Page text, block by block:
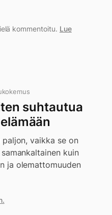
kommentoitu. Lue
suhtautua
vaikka se on
kuin
ja olemattomuuden